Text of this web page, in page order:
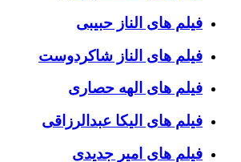
فیلم های الناز حبیبی
فیلم های الناز شاکردوست
فیلم های الهه حصاری
فیلم های الیکا عبدالرزاقی
فیلم های امیر جدیدی